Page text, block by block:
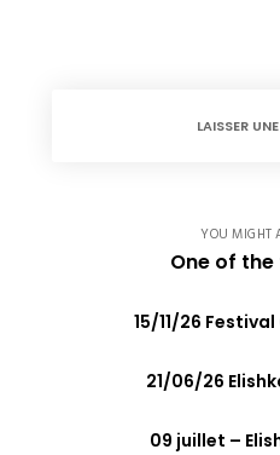
LAISSER
YOU MIGHT
One of
15/11/26
21/06/26
09 juillet –